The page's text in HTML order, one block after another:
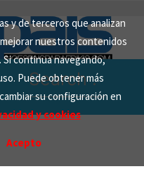
y de terceros que analizan
nuestros contenidos
continua navegando,
Puede obtener más
su configuración en
y cookies
Acepto
Search
for: